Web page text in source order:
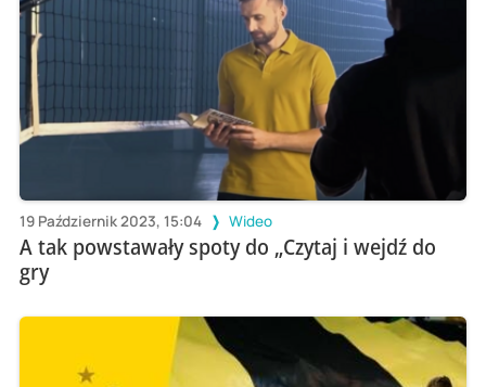
19 Październik 2023, 15:04 Wideo
A tak powstawały spoty do „Czytaj i wejdź do
gry